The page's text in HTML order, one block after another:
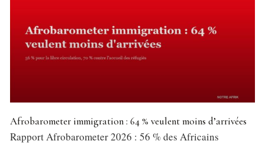
Afrobarometer immigration : 64 % veulent moins d’arrivées
Rapport Afrobarometer 2026 : 56 % des Africains